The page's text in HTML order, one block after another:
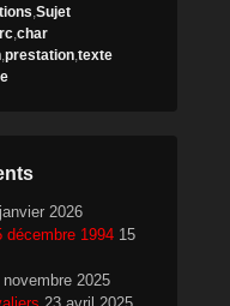
,Sujet
,char
,prestation,texte
2026
décembre 1994 15
novembre 2025